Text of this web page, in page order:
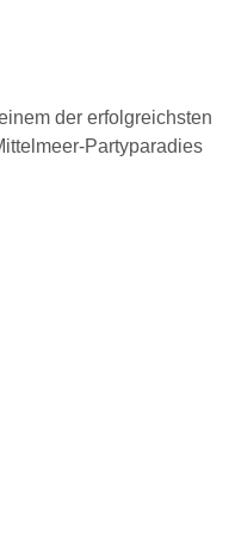
der erfolgreichsten
Partyparadies